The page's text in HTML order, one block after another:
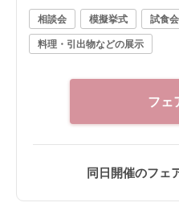
ト。平日ならでは
ったりご見学いただけます。 ■ピッ
容 ・結婚式1stステップ相談会 結婚式準備の進め方や
心してご参加いただける相
たり会場見学 非公
パリの鯛の鱗焼き
ご体感いただけます。 ・本番直前コーディネ
相談会 模擬挙式 試食会
料理・引出物などの展示
フェ
同日開催のフェ